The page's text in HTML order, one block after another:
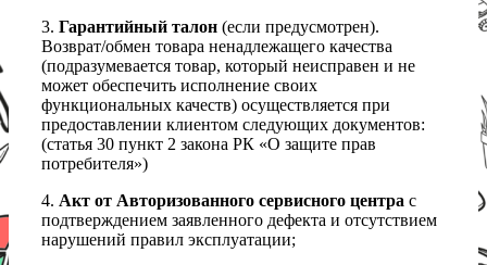
3. Гарантийный талон (если предусмотрен).
Возврат/обмен товара ненадлежащего качества
(подразумевается товар, который неисправен и не
может обеспечить исполнение своих
функциональных качеств) осуществляется при
предоставлении клиентом следующих документов:
(статья 30 пункт 2 закона РК «О защите прав
потребителя»)
4. Акт от Авторизованного сервисного центра с
подтверждением заявленного дефекта и отсутствием
нарушений правил эксплуатации;